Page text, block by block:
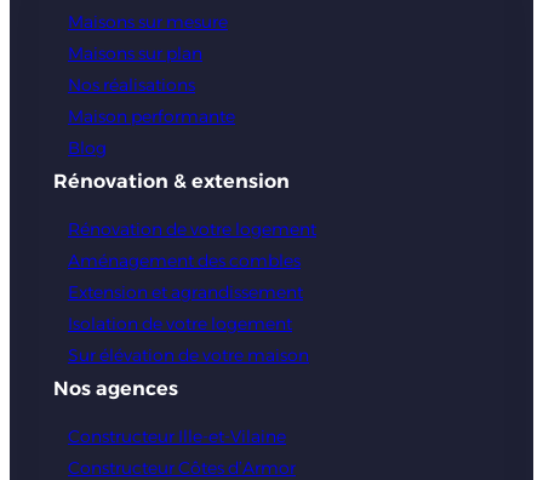
Maisons sur mesure
Maisons sur plan
Nos réalisations
Maison performante
Blog
Rénovation & extension
Rénovation de votre logement
Aménagement des combles
Extension et agrandissement
Isolation de votre logement
Sur élévation de votre maison
Nos agences
Constructeur Ille-et-Vilaine
Constructeur Côtes d’Armor